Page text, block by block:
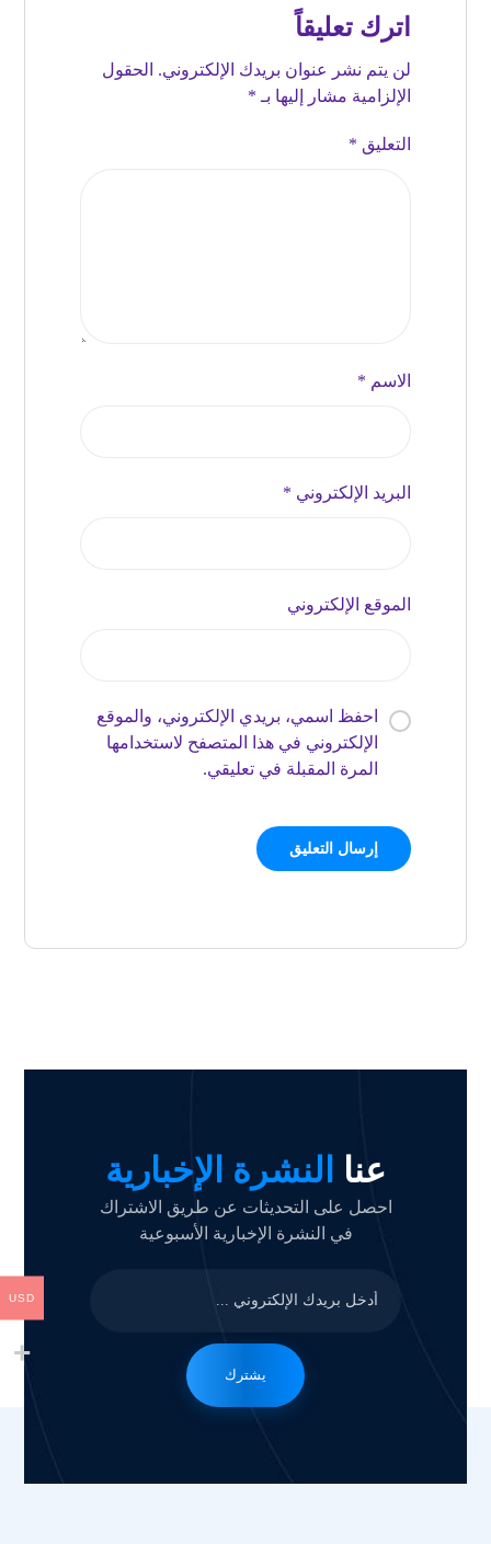
اترك تعليقاً
لن يتم نشر عنوان بريدك الإلكتروني. الحقول
الإلزامية مشار إليها بـ *
التعليق *
الاسم *
البريد الإلكتروني *
الموقع الإلكتروني
احفظ اسمي، بريدي الإلكتروني، والموقع
الإلكتروني في هذا المتصفح لاستخدامها
المرة المقبلة في تعليقي.
عنا النشرة الإخبارية
احصل على التحديثات عن طريق الاشتراك
في النشرة الإخبارية الأسبوعية
يشترك
USD